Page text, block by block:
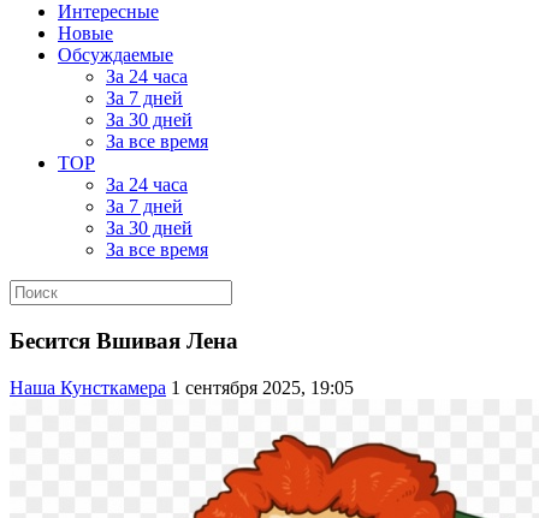
Интересные
Новые
Обсуждаемые
За 24 часа
За 7 дней
За 30 дней
За все время
TOP
За 24 часа
За 7 дней
За 30 дней
За все время
Бесится Вшивая Лена
Наша Кунсткамера 1 сентября 2025, 19:05